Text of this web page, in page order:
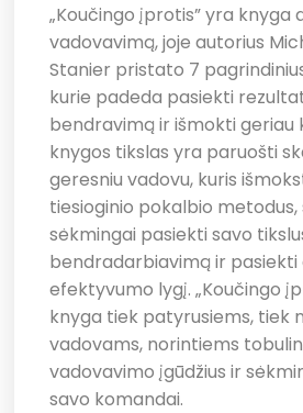
„Koučingo įprotis” yra knyga
vadovavimą, joje autorius
Stanier pristato 7
kurie padeda pasiekti
bendravimą ir išmokti geriau
knygos tikslas yra paruošti
geresniu vadovu, kuris
tiesioginio pokalbio metodus,
sėkmingai pasiekti savo
bendradarbiavimą ir pasiekti
efektyvumo lygį. „Koučingo
knyga tiek patyrusiems, tiek
vadovams, norintiems
vadovavimo įgūdžius ir
savo komandai.